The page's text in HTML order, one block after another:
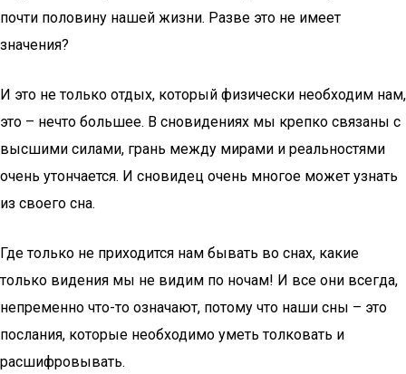
почти половину нашей жизни. Разве это не имеет
значения?
И это не только отдых, который физически необходим нам,
это – нечто большее. В сновидениях мы крепко связаны с
высшими силами, грань между мирами и реальностями
очень утончается. И сновидец очень многое может узнать
из своего сна.
Где только не приходится нам бывать во снах, какие
только видения мы не видим по ночам! И все они всегда,
непременно что-то означают, потому что наши сны – это
послания, которые необходимо уметь толковать и
расшифровывать.